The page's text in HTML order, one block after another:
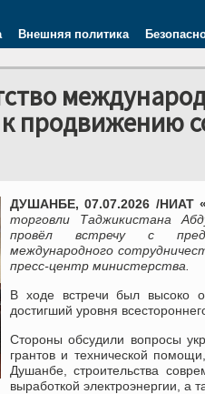
Внешняя политика
продвижению
ДУШАНБЕ, 07.07.2026 /НИАТ
торговли Таджикистана
провёл встречу с
международного
пресс-центр министерства.
В ходе встречи был высоко
достигший уровня
Стороны обсудили вопросы
грантов и технической
Душанбе, строительства
выработкой электроэнергии, а